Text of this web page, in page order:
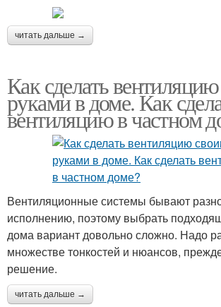
читать дальше →
Как сделать
руками в доме. Как
вентиляцию в частном
Вентиляционные системы бывают
исполнению, поэтому выбрать
дома вариант довольно сложно. Надо
множестве тонкостей и нюансов,
решение.
читать дальше →